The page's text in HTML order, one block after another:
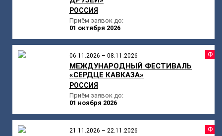
РОССИЯ
Приём заявок до:
01 октября 2026
06.11.2026 – 08.11.2026
МЕЖДУНАРОДНЫЙ ФЕСТИВАЛЬ
«СЕРДЦЕ КАВКАЗА»
РОССИЯ
Приём заявок до:
01 ноября 2026
21.11.2026 – 22.11.2026